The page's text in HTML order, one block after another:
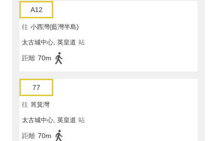
A12
往 小西灣(藍灣半島)
太古城中心, 英皇道 站
距離 70m
77
往 筲箕灣
太古城中心, 英皇道 站
距離 70m